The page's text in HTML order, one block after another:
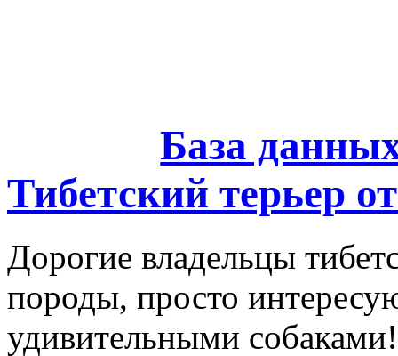
База
Тибетский терьер
Дорогие владельцы
породы, просто
удивительными